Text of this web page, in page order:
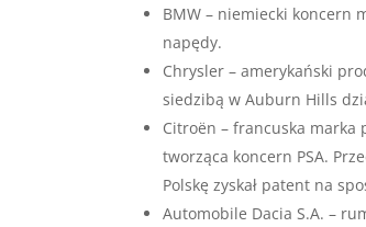
BMW – niemiecki koncern
napędy.
Chrysler – amerykański
siedzibą w Auburn Hills
Citroën – francuska marka
tworząca koncern PSA.
Polskę zyskał patent na
Automobile Dacia S.A. –